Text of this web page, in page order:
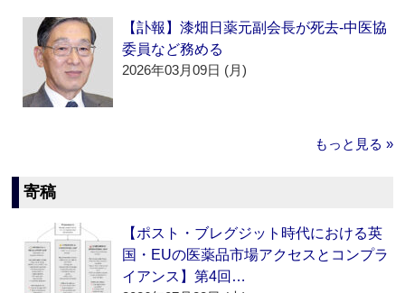
【訃報】漆畑日薬元副会長が死去‐中医協
委員など務める
2026年03月09日 (月)
もっと見る »
寄稿
【ポスト・ブレグジット時代における英
国・EUの医薬品市場アクセスとコンプラ
イアンス】第4回…